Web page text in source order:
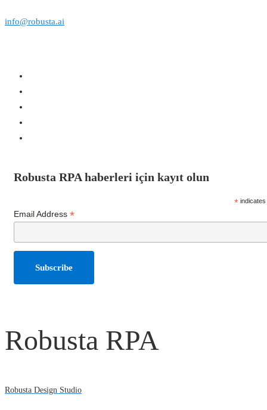
info@robusta.ai
Robusta RPA haberleri için kayıt olun
*indicates
Email Address *
Robusta RPA
Robusta Design Studio